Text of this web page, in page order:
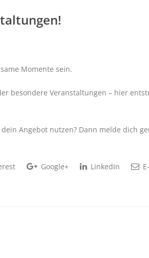
Momente sein.
besondere Veranstaltungen – hier
Angebot nutzen? Dann melde dich
Google+ LinkedIn